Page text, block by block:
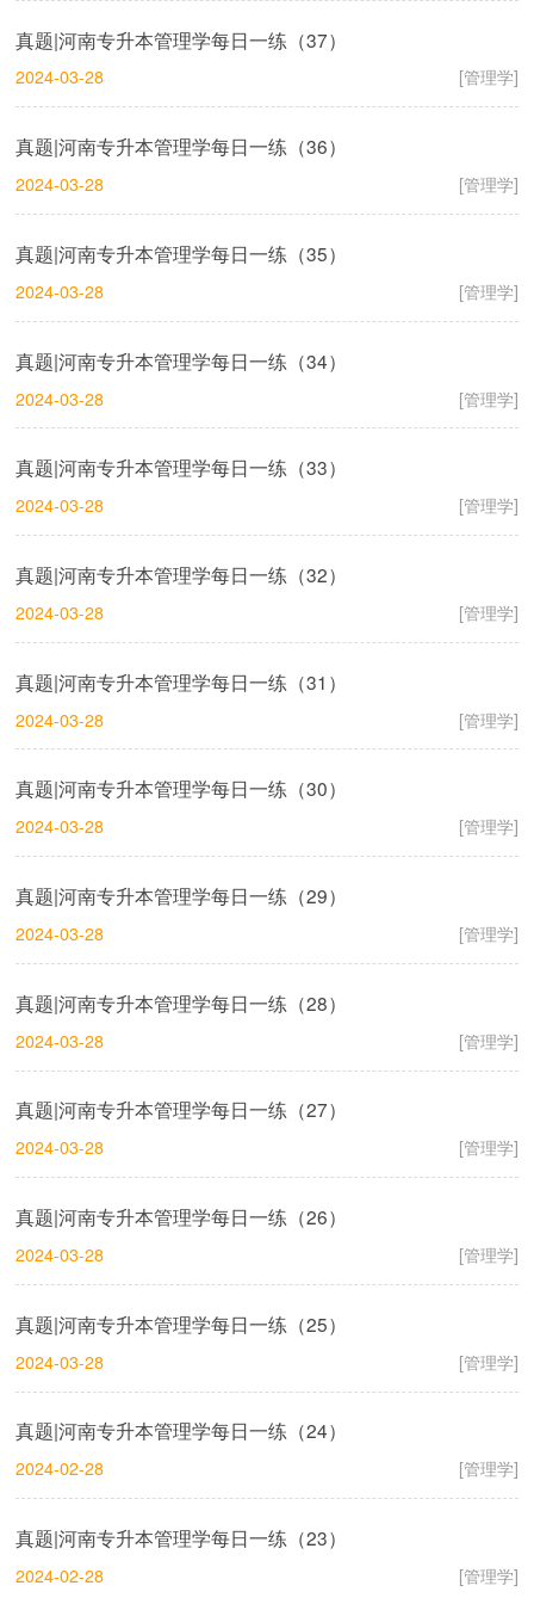
真题|河南专升本管理学每日一练（37）
2024-03-28 [管理学]
真题|河南专升本管理学每日一练（36）
2024-03-28 [管理学]
真题|河南专升本管理学每日一练（35）
2024-03-28 [管理学]
真题|河南专升本管理学每日一练（34）
2024-03-28 [管理学]
真题|河南专升本管理学每日一练（33）
2024-03-28 [管理学]
真题|河南专升本管理学每日一练（32）
2024-03-28 [管理学]
真题|河南专升本管理学每日一练（31）
2024-03-28 [管理学]
真题|河南专升本管理学每日一练（30）
2024-03-28 [管理学]
真题|河南专升本管理学每日一练（29）
2024-03-28 [管理学]
真题|河南专升本管理学每日一练（28）
2024-03-28 [管理学]
真题|河南专升本管理学每日一练（27）
2024-03-28 [管理学]
真题|河南专升本管理学每日一练（26）
2024-03-28 [管理学]
真题|河南专升本管理学每日一练（25）
2024-03-28 [管理学]
真题|河南专升本管理学每日一练（24）
2024-02-28 [管理学]
真题|河南专升本管理学每日一练（23）
2024-02-28 [管理学]